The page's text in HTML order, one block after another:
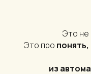
Это не
Это про понять,
из